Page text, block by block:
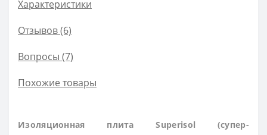
Характеристики
Отзывов (6)
Вопросы (7)
Похожие товары
Изоляционная плита Superisol (супер-